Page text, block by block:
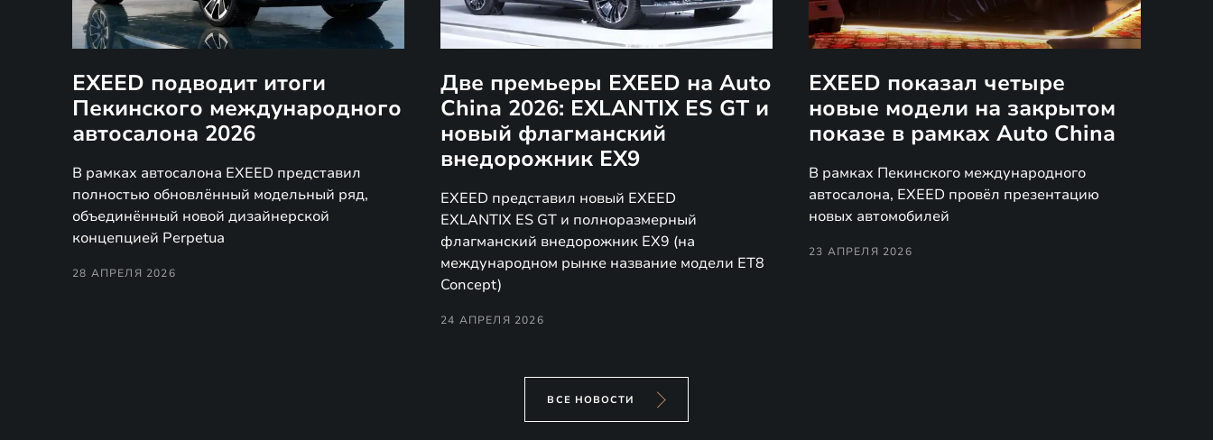
EXEED подводит итоги
Пекинского международного
автосалона 2026
В рамках автосалона EXEED представил
полностью обновлённый модельный ряд,
объединённый новой дизайнерской
концепцией Perpetua
28 АПРЕЛЯ 2026
Две премьеры EXEED на Auto
China 2026: EXLANTIX ES GT и
новый флагманский
внедорожник EX9
EXEED представил новый EXEED
EXLANTIX ES GT и полноразмерный
флагманский внедорожник EX9 (на
международном рынке название модели ET8
Concept)
24 АПРЕЛЯ 2026
EXEED показал четыре
новые модели на закрытом
показе в рамках Auto China
В рамках Пекинского международного
автосалона, EXEED провёл презентацию
новых автомобилей
23 АПРЕЛЯ 2026
ВСЕ НОВОСТИ